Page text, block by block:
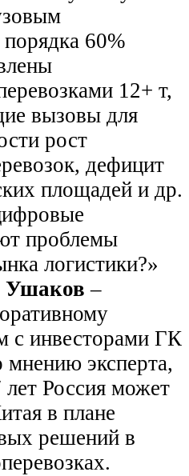
порядка 60%
12+ т,
вызовы для
рост
дефицит
площадей и др.
проблемы
логистики?»
Ушаков –
с инвесторами ГК
эксперта,
лет Россия может
в плане
решений в